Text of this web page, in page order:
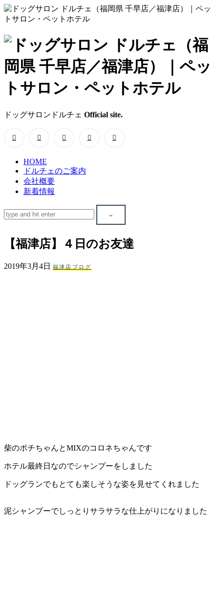
ド
ッ
グ
サ
ロ
ン
ド
ル
チ
ェ
（福
店）
｜
ッ
ドッグサロンドルチェ Official site.
HOME
ドルチェのご案内
会社概要
新着情報
【福津店】４日のお友達
2019年3月4日 福津店ブログ
柴のポチちゃんとMIXのコロネちゃんです
ホテル最終日なのでシャンプーをしました
ドッグランでもとても楽しそうな姿を見せてくれました
泥シャンプーでしっとりサラサラな仕上がりになりました